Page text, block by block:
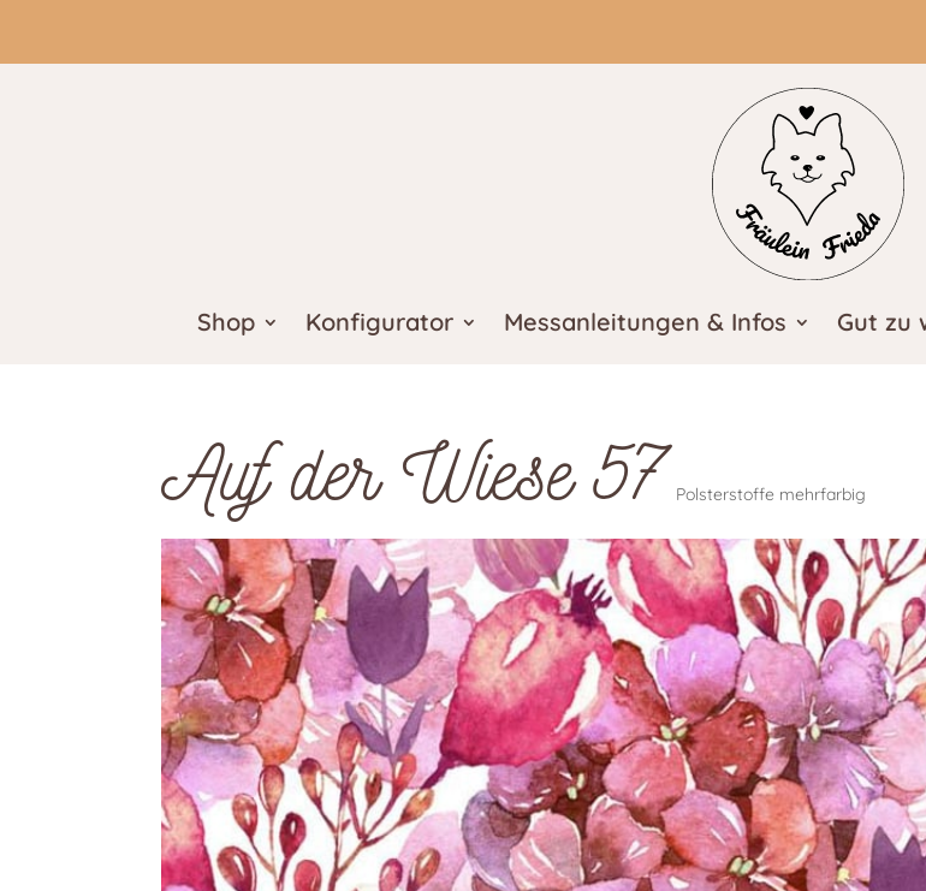
Shop Konfigurator Messanleitungen & Infos Gut zu
Auf der Wiese 57 Polsterstoffe mehrfarbig